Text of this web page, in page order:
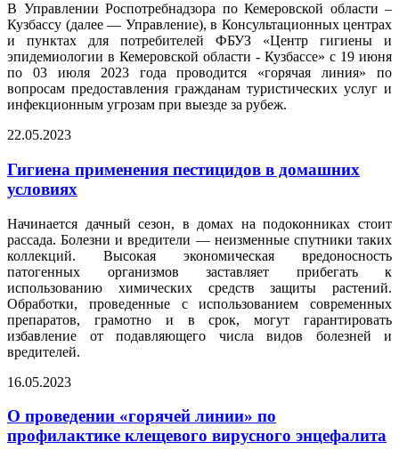
В Управлении Роспотребнадзора по Кемеровской области –
Кузбассу (далее — Управление), в Консультационных центрах
и пунктах для потребителей ФБУЗ «Центр гигиены и
эпидемиологии в Кемеровской области - Кузбассе» с 19 июня
по 03 июля 2023 года проводится «горячая линия» по
вопросам предоставления гражданам туристических услуг и
инфекционным угрозам при выезде за рубеж.
22.05.2023
Гигиена применения пестицидов в домашних
условиях
Начинается дачный сезон, в домах на подоконниках стоит
рассада. Болезни и вредители — неизменные спутники таких
коллекций. Высокая экономическая вредоносность
патогенных организмов заставляет прибегать к
использованию химических средств защиты растений.
Обработки, проведенные с использованием современных
препаратов, грамотно и в срок, могут гарантировать
избавление от подавляющего числа видов болезней и
вредителей.
16.05.2023
О проведении «горячей линии» по
профилактике клещевого вирусного энцефалита